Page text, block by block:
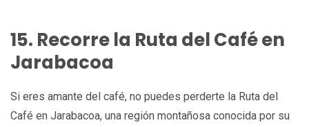
15. Recorre la Ruta del Café en
Jarabacoa
Si eres amante del café, no puedes perderte la Ruta del
Café en Jarabacoa, una región montañosa conocida por su